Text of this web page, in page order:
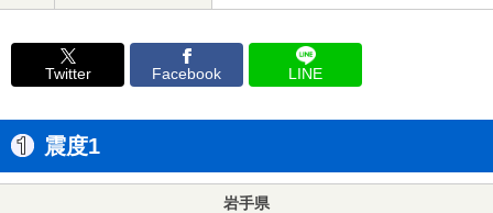
Twitter Facebook LINE
震度1
岩手県